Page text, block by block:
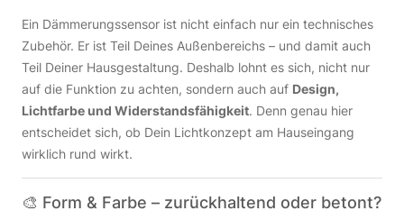
Ein Dämmerungssensor ist nicht einfach nur ein technisches
Zubehör. Er ist Teil Deines Außenbereichs – und damit auch
Teil Deiner Hausgestaltung. Deshalb lohnt es sich, nicht nur
auf die Funktion zu achten, sondern auch auf Design,
Lichtfarbe und Widerstandsfähigkeit. Denn genau hier
entscheidet sich, ob Dein Lichtkonzept am Hauseingang
wirklich rund wirkt.
🎨 Form & Farbe – zurückhaltend oder betont?